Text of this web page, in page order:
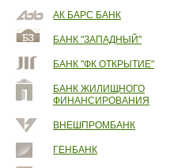
АК БАРС БАНК
БАНК "ЗАПАДНЫЙ"
БАНК "ФК ОТКРЫТИЕ"
БАНК ЖИЛИЩНОГО
ФИНАНСИРОВАНИЯ
ВНЕШПРОМБАНК
ГЕНБАНК